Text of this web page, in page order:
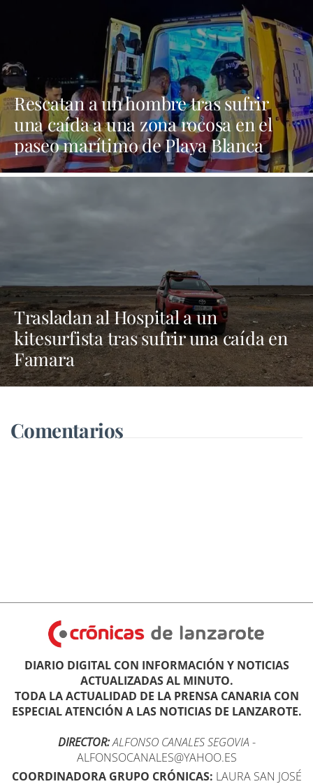
Rescatan a un hombre tras sufrir
una caída a una zona rocosa en el
paseo marítimo de Playa Blanca
Trasladan al Hospital a un
kitesurfista tras sufrir una caída en
Famara
Comentarios
DIARIO DIGITAL CON INFORMACIÓN Y NOTICIAS
ACTUALIZADAS AL MINUTO.
TODA LA ACTUALIDAD DE LA PRENSA CANARIA CON
ESPECIAL ATENCIÓN A LAS NOTICIAS DE LANZAROTE.
DIRECTOR:ALFONSO CANALES SEGOVIA -
ALFONSOCANALES@YAHOO.ES
COORDINADORA GRUPO CRÓNICAS: LAURA SAN JOSÉ